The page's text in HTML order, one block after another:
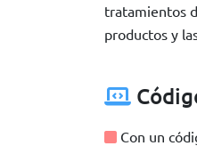
tratamientos
productos y
Con un